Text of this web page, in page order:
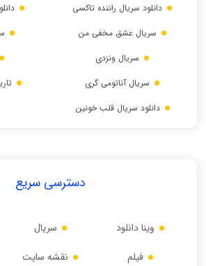
دانلود سریال راننده تاکسی
سریال عشق مخفی من
سریال ونزدی
سریال آناتومی گری
دانلود سریال قلب خونین
دسترسی سریع
وینا دانلود
فیلم
سریال
نقشه سایت